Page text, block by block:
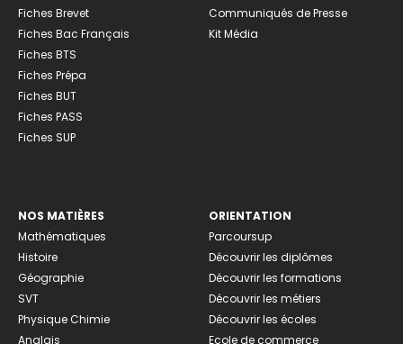
Fiches Brevet
Fiches Bac Français
Fiches BTS
Fiches Prépa
Fiches BUT
Fiches PASS
Fiches SUP
Communiqués de Presse
Kit Média
NOS MATIÈRES
Mathématiques
Histoire
Géographie
SVT
Physique Chimie
Anglais
ORIENTATION
Parcoursup
Découvrir les diplômes
Découvrir les formations
Découvrir les métiers
Découvrir les écoles
Ecole de commerce